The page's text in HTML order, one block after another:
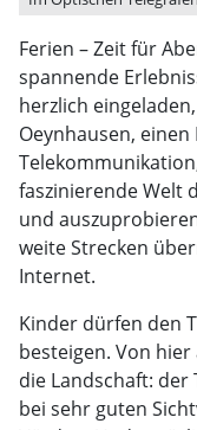
Ferien – Zeit für
spannende
herzlich
Oeynhausen,
faszinierende Welt
und
weite Strecken
Internet.
Kinder dürfen den
besteigen. Von
die Landschaft: der
bei sehr guten